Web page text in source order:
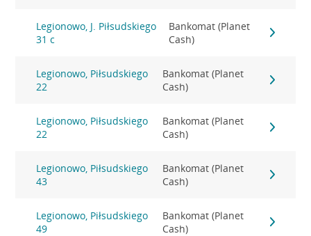
Legionowo, J. Piłsudskiego
31 c
Bankomat (Planet
Cash)
Legionowo, Piłsudskiego
22
Bankomat (Planet
Cash)
Legionowo, Piłsudskiego
22
Bankomat (Planet
Cash)
Legionowo, Piłsudskiego
43
Bankomat (Planet
Cash)
Legionowo, Piłsudskiego
49
Bankomat (Planet
Cash)